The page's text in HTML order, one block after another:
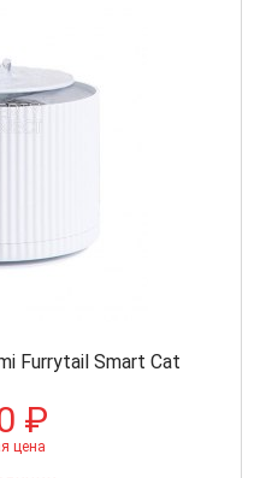
Furrytail Smart Cat
₽
цена